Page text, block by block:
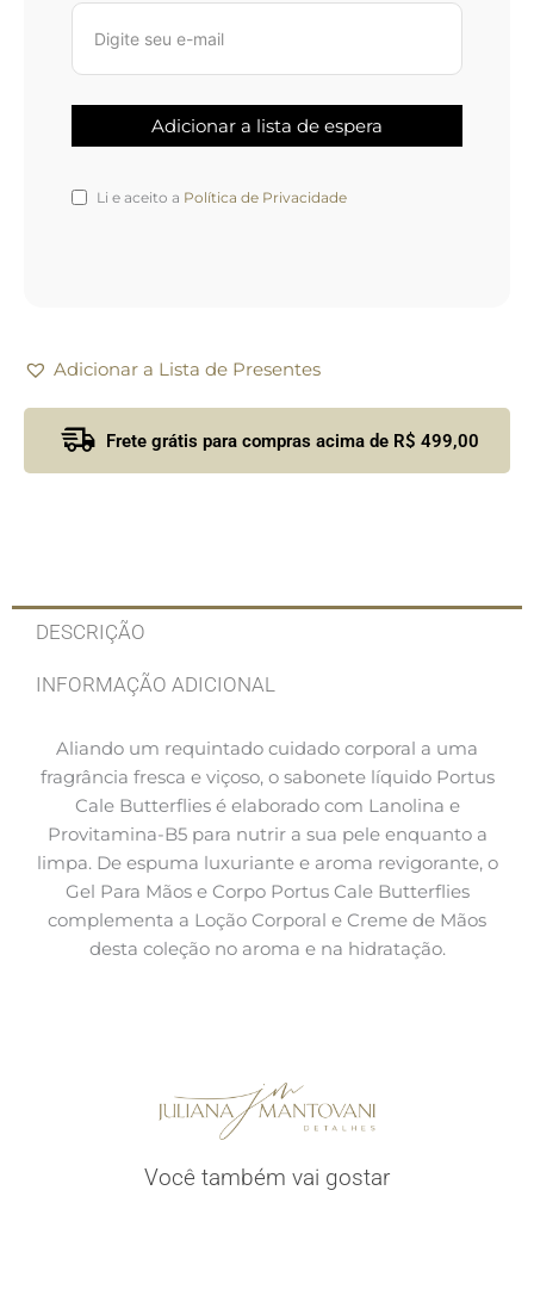
Li e aceito a Política de Privacidade
Adicionar a Lista de Presentes
Frete grátis para compras acima de R$ 499,00
DESCRIÇÃO
INFORMAÇÃO ADICIONAL
Aliando um requintado cuidado corporal a uma
fragrância fresca e viçoso, o sabonete líquido Portus
Cale Butterflies é elaborado com Lanolina e
Provitamina-B5 para nutrir a sua pele enquanto a
limpa. De espuma luxuriante e aroma revigorante, o
Gel Para Mãos e Corpo Portus Cale Butterflies
complementa a Loção Corporal e Creme de Mãos
desta coleção no aroma e na hidratação.
Você também vai gostar